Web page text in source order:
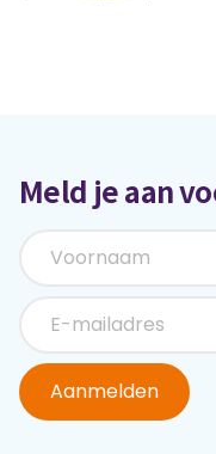
Meld je aan
Aanmelden